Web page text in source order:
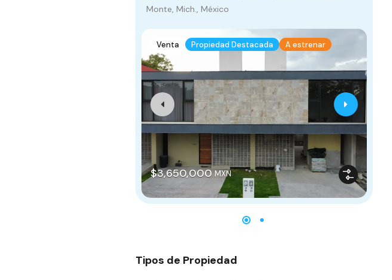
Monte, Mich., México
Venta Propiedad Destacada A estrenar
$3,650,000 MXN
Tipos de Propiedad